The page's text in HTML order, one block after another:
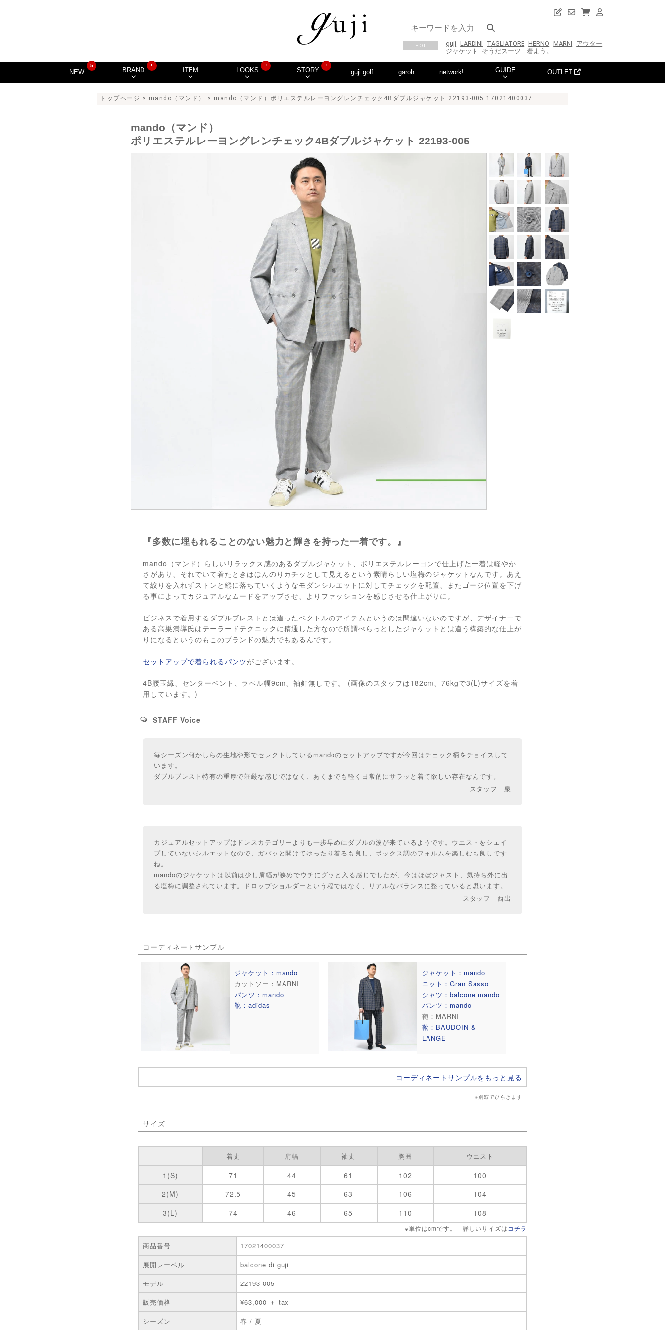
HOT guji LARDINI TAGLIATORE HERNO MARNI
アウター
ジャケット
そうだスーツ、着よう。
NEW
5
BRAND
!
ITEM LOOKS
!
STORY
!
guji golf garoh network! GUIDE OUTLET
トップページ > mando（マンド） > mando（マンド）ポリエステルレーヨングレンチェック4Bダブルジャケット 22193-005 17021400037
『多数に埋もれることのない魅力と輝きを持った一着です。』
mando（マンド）らしいリラックス感のあるダブルジャケット、ポリエステルレーヨンで仕上げた一着は軽やか
さがあり、それでいて着たときはほんのりカチッとして見えるという素晴らしい塩梅のジャケットなんです。あえ
て絞りを入れずストンと縦に落ちていくようなモダンシルエットに対してチェックを配置、またゴージ位置を下げ
る事によってカジュアルなムードをアップさせ、よりファッションを感じさせる仕上がりに。
ビジネスで着用するダブルブレストとは違ったベクトルのアイテムというのは間違いないのですが、デザイナーで
ある高巣満導氏はテーラードテクニックに精通した方なので所謂ぺらっとしたジャケットとは違う構築的な仕上が
りになるというのもこのブランドの魅力でもあるんです。
セットアップで着られるパンツがございます。
4B腰玉縁、センターベント、ラペル幅9cm、袖釦無しです。 (画像のスタッフは182cm、76kgで3(L)サイズを着
用しています。)
STAFF Voice
毎シーズン何かしらの生地や形でセレクトしているmandoのセットアップですが今回はチェック柄をチョイスして
います。
ダブルブレスト特有の重厚で荘厳な感じではなく、あくまでも軽く日常的にサラッと着て欲しい存在なんです。
スタッフ 泉
カジュアルセットアップはドレスカテゴリーよりも一歩早めにダブルの波が来ているようです。ウエストをシェイ
プしていないシルエットなので、ガバッと開けてゆったり着るも良し、ボックス調のフォルムを楽しむも良しです
ね。
mandoのジャケットは以前は少し肩幅が狭めでウチにグッと入る感じでしたが、今はほぼジャスト、気持ち外に出
る塩梅に調整されています。ドロップショルダーという程ではなく、リアルなバランスに整っていると思います。
スタッフ 西出
コーディネートサンプル
ジャケット：mando
カットソー：MARNI
パンツ：mando
靴：adidas
ジャケット：mando
ニット：Gran Sasso
シャツ：balcone mando
パンツ：mando
鞄：MARNI
靴：BAUDOIN &
LANGE
コーディネートサンプルをもっと見る
※別窓でひらきます
サイズ
着丈 肩幅 袖丈 胸囲 ウエスト
1(S) 71 44 61 102
100
2(M)
72.5 45 63 106
104
3(L)
74 46 65 110 108
※単位はcmです。 詳しいサイズは コチラ
商品番号
17021400037
展開レーベル
balcone di guji
モデル
22193-005
販売価格
¥63,000 ＋ tax
シーズン
春 / 夏